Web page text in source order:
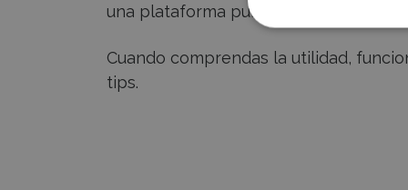
una plataforma publicitaria llena de
Cuando comprendas la utilidad,
tips.